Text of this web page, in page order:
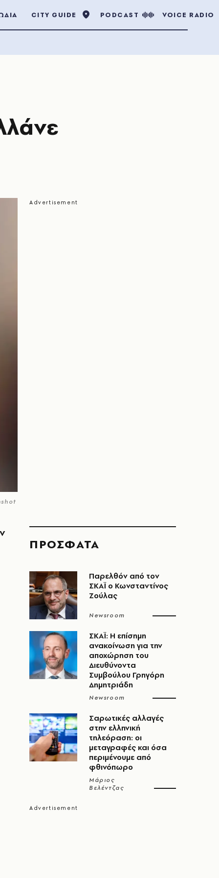
CITY GUIDE PODCAST VOICE RADIO
ΠΡΟΣΦΑΤΑ
Παρελθόν από τον
ΣΚΑΪ ο Κωνσταντίνος
Ζούλας
Newsroom
ΣΚΑΪ: Η επίσημη
ανακοίνωση για την
αποχώρηση του
Διευθύνοντα
Συμβούλου Γρηγόρη
Δημητριάδη
Newsroom
Σαρωτικές αλλαγές
στην ελληνική
τηλεόραση: οι
μεταγραφές και όσα
περιμένουμε από
φθινόπωρο
Μάριος
Βελέντζας